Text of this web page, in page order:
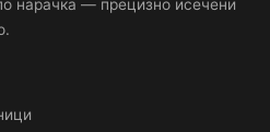
нарачка — прецизно исечени